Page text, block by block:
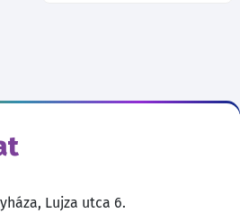
Lujza utca 6.